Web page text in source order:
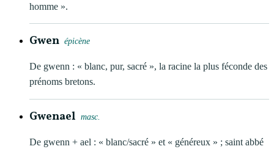
homme ».
Gwen épicène
De gwenn : « blanc, pur, sacré », la racine la plus féconde des
prénoms bretons.
Gwenael masc.
De gwenn + ael : « blanc/sacré » et « généreux » ; saint abbé